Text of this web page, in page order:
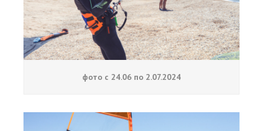
фото с 24.06 по 2.07.2024